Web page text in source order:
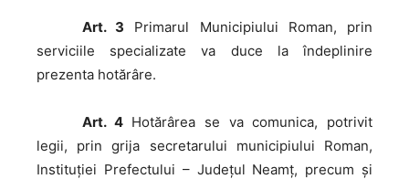
Art. 3 Primarul Municipiului Roman, prin
serviciile specializate va duce la îndeplinire
prezenta hotărâre.
Art. 4Hotărârea se va comunica, potrivit
legii, prin grija secretarului municipiului Roman,
Instituţiei Prefectului – Judeţul Neamţ, precum şi